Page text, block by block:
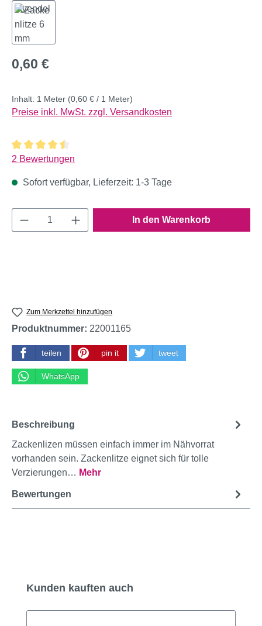
Regulärer Preis:
0,60 €
Inhalt: 1 Meter (0,60 € / 1 Meter)
Preise inkl. MwSt. zzgl. Versandkosten
Durchschnittliche Bewertung von 4.5 von 5 Sternen
2 Bewertungen
Sofort verfügbar, Lieferzeit: 1-3 Tage
Produkt Anzahl: Gib den gewünschten
In den Warenkorb
Zum Merkzettel hinzufügen
Produktnummer: 22001165
teilen pin it tweet
WhatsApp
Beschreibung
Zackenlizen müssen einfach immer im Nähvorrat
vorhanden sein. Zackenlitze eignet sich für tolle
Verzierungen… Mehr
Bewertungen
Produktgalerie überspringen
Kunden kauften auch